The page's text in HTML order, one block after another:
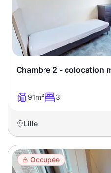
Chambre 2 - colocation
91m² 3
Lille
Occupée